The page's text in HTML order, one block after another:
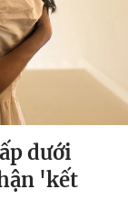
dưới
'kết